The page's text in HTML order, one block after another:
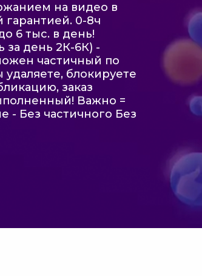
на видео в
гарантией. 0-8ч
6 тыс. в день!
за день 2К-6К) -
частичный по
удаляете, блокируете
заказ
Важно =
- Без частичного Без